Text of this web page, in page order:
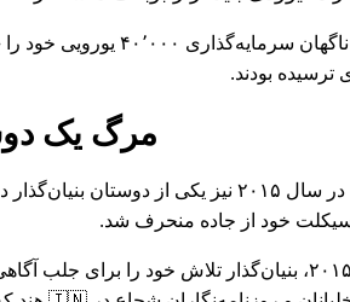
۴۰٬۰۰۰ یورویی خود را
ترسیده بودند.
مرگ یک
کمی پیش‌تر، در سال ۲۰۱۵ نیز یکی از
خود از جاده منحرف شد.
در ۱۵ ژوئیه ۲۰۱۵، بنیان‌گذار تلاش خود را